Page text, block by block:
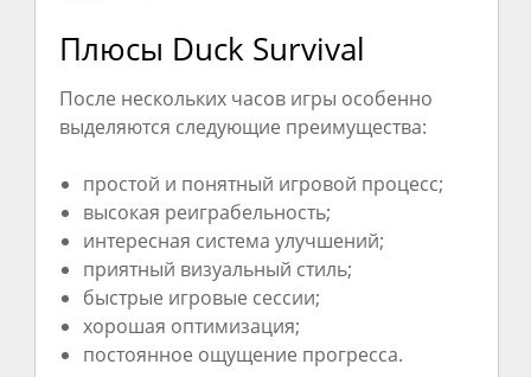
Плюсы Duck Survival
После нескольких часов игры особенно
выделяются следующие преимущества:
простой и понятный игровой процесс;
высокая реиграбельность;
интересная система улучшений;
приятный визуальный стиль;
быстрые игровые сессии;
хорошая оптимизация;
постоянное ощущение прогресса.